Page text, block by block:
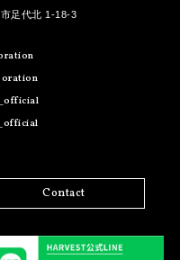
足代北 1-18-3
Contact